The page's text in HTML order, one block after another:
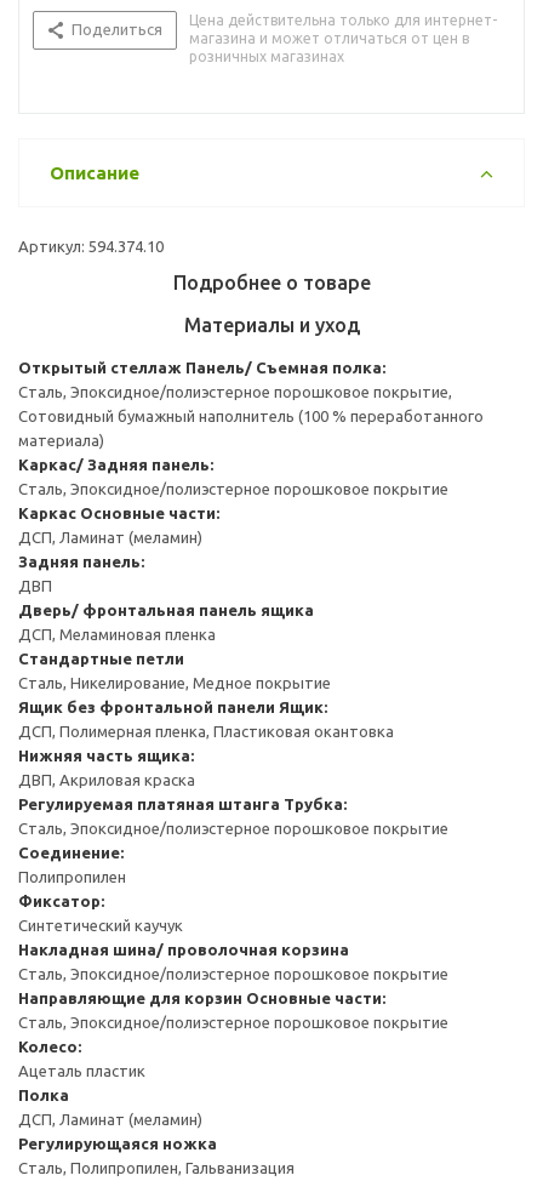
Поделиться
Цена действительна только для интернет-
магазина и может отличаться от цен в
розничных магазинах
Описание
Артикул: 594.374.10
Подробнее о товаре
Материалы и уход
Открытый стеллаж Панель/ Съемная полка:
Сталь, Эпоксидное/полиэстерное порошковое покрытие,
Сотовидный бумажный наполнитель (100 % переработанного
материала)
Каркас/ Задняя панель:
Сталь, Эпоксидное/полиэстерное порошковое покрытие
Каркас Основные части:
ДСП, Ламинат (меламин)
Задняя панель:
ДВП
Дверь/ фронтальная панель ящика
ДСП, Меламиновая пленка
Стандартные петли
Сталь, Никелирование, Медное покрытие
Ящик без фронтальной панели Ящик:
ДСП, Полимерная пленка, Пластиковая окантовка
Нижняя часть ящика:
ДВП, Акриловая краска
Регулируемая платяная штанга Трубка:
Сталь, Эпоксидное/полиэстерное порошковое покрытие
Соединение:
Полипропилен
Фиксатор:
Синтетический каучук
Накладная шина/ проволочная корзина
Сталь, Эпоксидное/полиэстерное порошковое покрытие
Направляющие для корзин Основные части:
Сталь, Эпоксидное/полиэстерное порошковое покрытие
Колесо:
Ацеталь пластик
Полка
ДСП, Ламинат (меламин)
Регулирующаяся ножка
Сталь, Полипропилен, Гальванизация